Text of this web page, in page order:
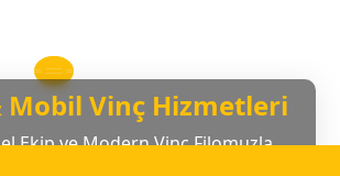
Mobil Vinç Hizmetleri
Ekip ve Modern Vinç Filomuzla